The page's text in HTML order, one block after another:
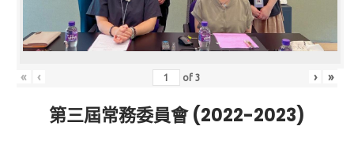
« ‹ of3 › »
第三屆常務委員會 (2022-2023)